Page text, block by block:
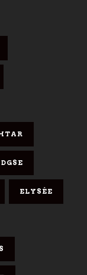
DGSE
ELYSÉE